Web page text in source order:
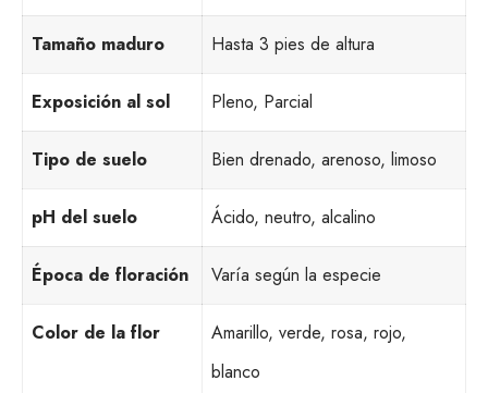
Tamaño maduro Hasta 3 pies de altura
Exposición al sol Pleno, Parcial
Tipo de suelo Bien drenado, arenoso, limoso
pH del suelo Ácido, neutro, alcalino
Época de floración Varía según la especie
Color de la flor
Amarillo, verde, rosa, rojo,
blanco